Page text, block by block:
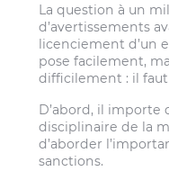
La question à un
d’avertissements
licenciement d’un
pose facilement,
difficilement : il faut
D’abord, il importe
disciplinaire de la
d’aborder
sanctions.